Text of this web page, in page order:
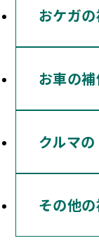
おケガ
お車の
クルマ
その他